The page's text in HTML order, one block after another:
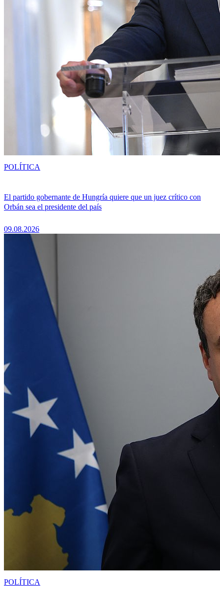
El partido gobernante de Hungría quiere que un juez crítico con
Orbán sea el presidente del país
09.08.2026
POLÍTICA
POLÍTICA